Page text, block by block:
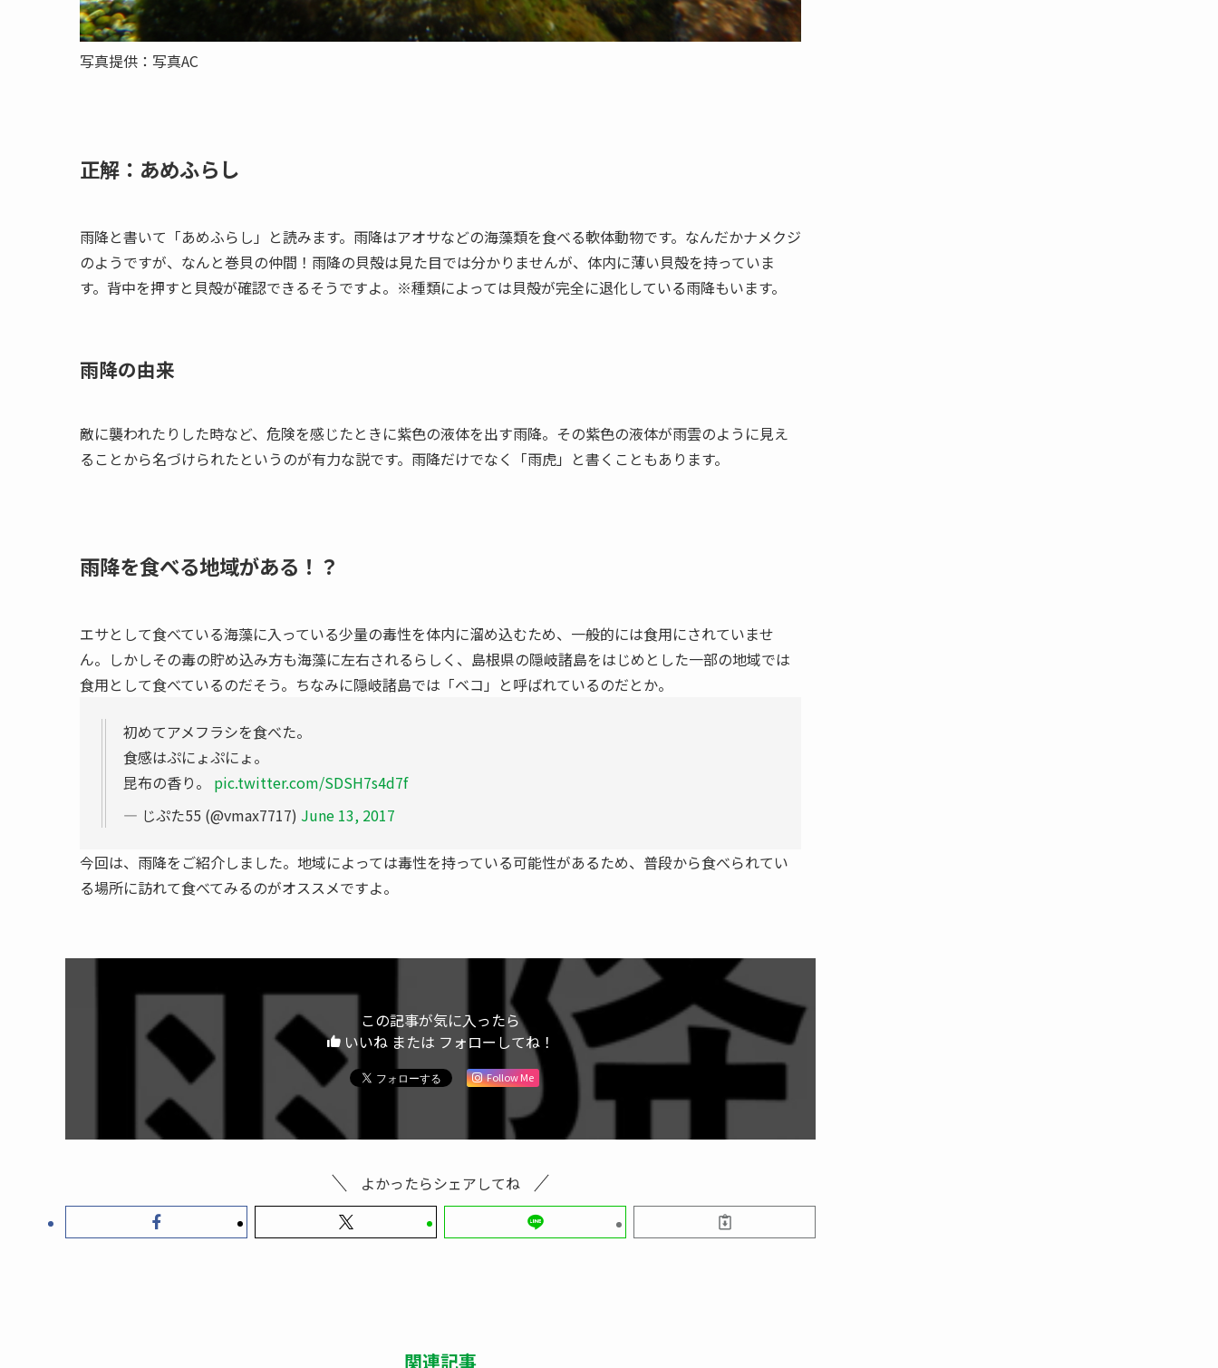
写真提供：写真AC
正解：あめふらし
雨降と書いて「あめふらし」と読みます。雨降はアオサなどの海藻類を食べる軟体動物です。なんだかナメクジ
のようですが、なんと巻貝の仲間！雨降の貝殻は見た目では分かりませんが、体内に薄い貝殻を持っていま
す。背中を押すと貝殻が確認できるそうですよ。※種類によっては貝殻が完全に退化している雨降もいます。
雨降の由来
敵に襲われたりした時など、危険を感じたときに紫色の液体を出す雨降。その紫色の液体が雨雲のように見え
ることから名づけられたというのが有力な説です。雨降だけでなく「雨虎」と書くこともあります。
雨降を食べる地域がある！？
エサとして食べている海藻に入っている少量の毒性を体内に溜め込むため、一般的には食用にされていませ
ん。しかしその毒の貯め込み方も海藻に左右されるらしく、島根県の隠岐諸島をはじめとした一部の地域では
食用として食べているのだそう。ちなみに隠岐諸島では「ベコ」と呼ばれているのだとか。
初めてアメフラシを食べた。
食感はぷにょぷにょ。
昆布の香り。 pic.twitter.com/SDSH7s4d7f
— じぷた55 (@vmax7717) June 13, 2017
今回は、雨降をご紹介しました。地域によっては毒性を持っている可能性があるため、普段から食べられてい
る場所に訪れて食べてみるのがオススメですよ。
この記事が気に入ったら
いいね または フォローしてね！
Follow Me
よかったらシェアしてね
関連記事